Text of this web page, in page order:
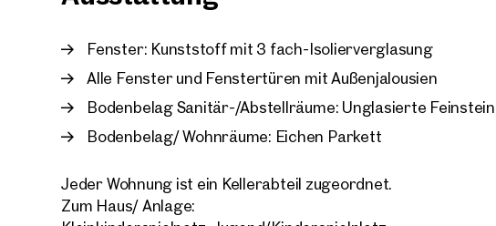
Fenster: Kunststoff mit 3 fach-Isolierverglasung
Alle Fenster und Fenstertüren mit Außenjalousien
Bodenbelag Sanitär-/Abstellräume: Unglasierte
Bodenbelag/ Wohnräume: Eichen Parkett
Jeder Wohnung ist ein Kellerabteil zugeordnet.
Zum Haus/ Anlage: